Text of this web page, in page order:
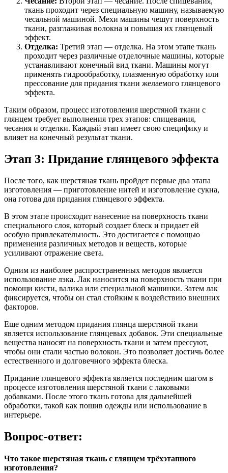
ткань проходит через специальную машину, называемую
чесальной машиной. Мехи машины чешут поверхность
ткани, разглаживая волокна и повышая их глянцевый
эффект.
Отделка: Третий этап — отделка. На этом этапе ткань
проходит через различные отделочные машины, которые
устанавливают конечный вид ткани. Машины могут
применять гидрообработку, плазменную обработку или
прессование для придания ткани желаемого глянцевого
эффекта.
Таким образом, процесс изготовления шерстяной ткани с
глянцем требует выполнения трех этапов: спицевания,
чесания и отделки. Каждый этап имеет свою специфику и
влияет на конечный результат ткани.
Этап 3: Придание глянцевого эффекта
После того, как шерстяная ткань пройдет первые два этапа
изготовления — приготовление нитей и изготовление сукна,
она готова для придания глянцевого эффекта.
В этом этапе происходит нанесение на поверхность ткани
специального слоя, который создает блеск и придает ей
особую привлекательность. Это достигается с помощью
применения различных методов и веществ, которые
усиливают отражение света.
Одним из наиболее распространенных методов является
использование лэка. Лак наносится на поверхность ткани при
помощи кисти, валика или специальной машинки. Затем лак
фиксируется, чтобы он стал стойким к воздействию внешних
факторов.
Еще одним методом придания глянца шерстяной ткани
является использование глянцевых добавок. Эти специальные
вещества наносят на поверхность ткани и затем прессуют,
чтобы они стали частью волокон. Это позволяет достичь более
естественного и долговечного эффекта блеска.
Придание глянцевого эффекта является последним шагом в
процессе изготовления шерстяной ткани с лаковыми
добавками. После этого ткань готова для дальнейшей
обработки, такой как пошив одежды или использование в
интерьере.
Вопрос-ответ:
Что такое шерстяная ткань с глянцем трёхэтапного
изготовления?